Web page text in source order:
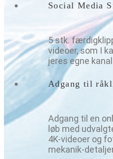
Social Media
5 stk.
videoer, som I
jeres egne
Adgang til
Adgang til en
løb med
4K-videoer og
mekanik-